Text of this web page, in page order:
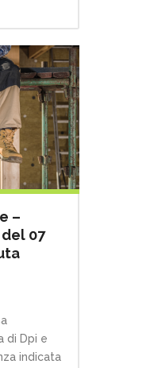
–
del 07
di Dpi e
indicata